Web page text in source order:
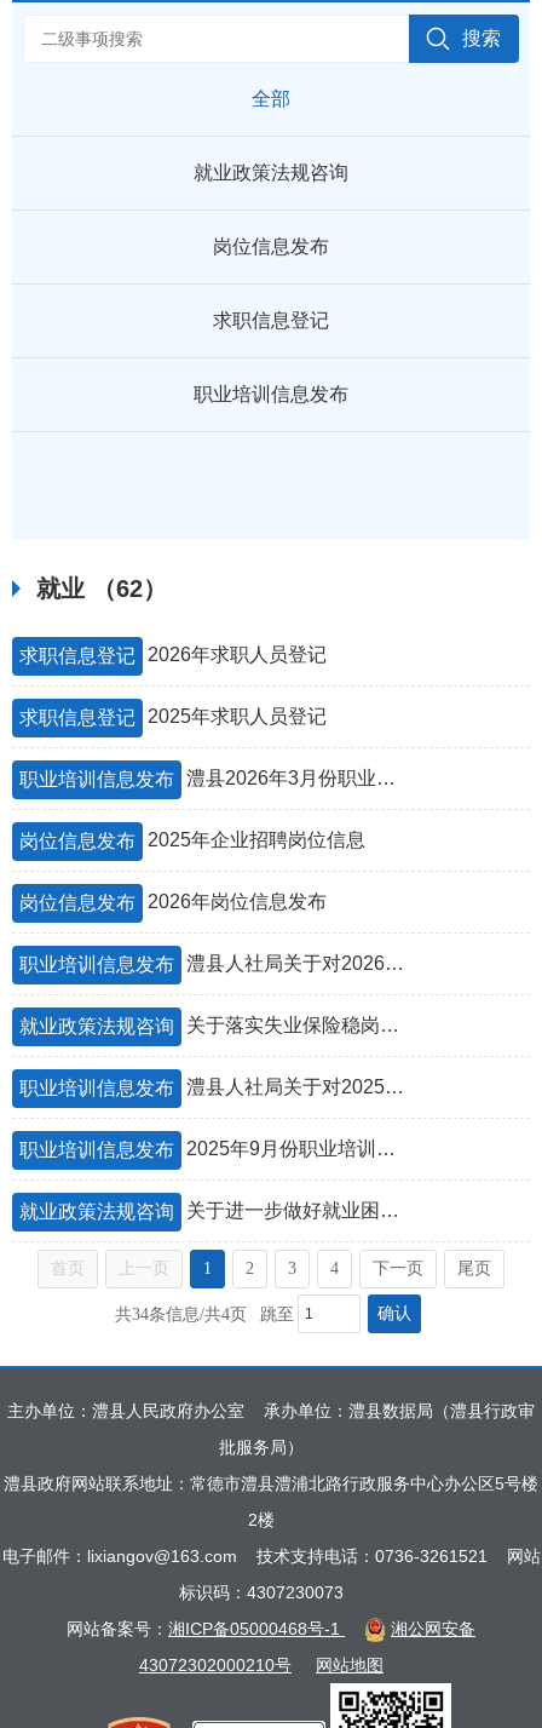
全部
就业政策法规咨询
岗位信息发布
求职信息登记
职业培训信息发布
就业 （62）
求职信息登记 2026年求职人员登记
求职信息登记 2025年求职人员登记
职业培训信息发布 澧县2026年3月份职业培训计划表
岗位信息发布 2025年企业招聘岗位信息
岗位信息发布 2026年岗位信息发布
职业培训信息发布 澧县人社局关于对2026年度澧县职业培训补贴资金第1批拨付情况公示
就业政策法规咨询 关于落实失业保险稳岗惠民政策措施的通知
职业培训信息发布 澧县人社局关于对2025年度澧县 职业培训补贴资金拨付情况公示
职业培训信息发布 2025年9月份职业培训开班信息
就业政策法规咨询 关于进一步做好就业困难人员就业援助工作的通知
首页 上一页 1 2 3 4 下一页 尾页
共34条信息/共4页 跳至 确认
主办单位：澧县人民政府办公室
承办单位：澧县数据局（澧县行政审
批服务局）
澧县政府网站联系地址：常德市澧县澧浦北路行政服务中心办公区5号楼
2楼
电子邮件：lixiangov@163.com
技术支持电话：0736-3261521
网站
标识码：4307230073
网站备案号： 湘ICP备05000468号-1
湘公网安备
43072302000210号
网站地图